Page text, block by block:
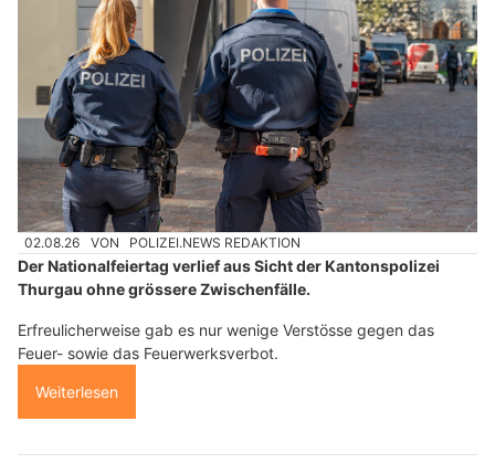
02.08.26 VON POLIZEI.NEWS REDAKTION
Der Nationalfeiertag verlief aus Sicht der Kantonspolizei
Thurgau ohne grössere Zwischenfälle.
Erfreulicherweise gab es nur wenige Verstösse gegen das
Feuer- sowie das Feuerwerksverbot.
Weiterlesen